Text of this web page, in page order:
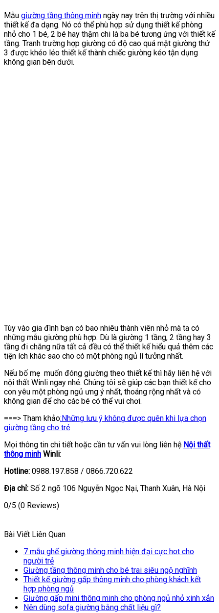
Mẫu giường tầng thông minh ngày nay trên thị trường với nhiều
thiết kế đa dạng. Nó có thể phù hợp sử dụng thiết kế phòng
nhỏ cho 1 bé, 2 bé hay thậm chi là ba bé tương ứng với thiết kế
tầng. Tranh trường hợp giường có độ cao quá mặt giường thứ
3 được khéo léo thiết kế thành chiếc giường kéo tận dụng
không gian bên dưới.
Tùy vào gia đình bạn có bao nhiêu thành viên nhỏ mà ta có
những mẫu giường phù hợp. Dù là giường 1 tầng, 2 tầng hay 3
tầng đi chăng nữa tất cả đều có thể thiết kế hiểu quả thêm các
tiện ích khác sao cho có một phòng ngủ lí tưởng nhất.
Nếu bố mẹ muốn đóng giường theo thiết kế thì hãy liên hệ với
nội thất Winli ngay nhé. Chúng tôi sẽ giúp các bạn thiết kế cho
con yêu một phòng ngủ ưng ý nhất, thoáng rộng nhất và có
không gian để cho các bé có thể vui chơi.
===> Tham khảo:Những lưu ý không được quên khi lựa chọn
giường tầng cho trẻ
Mọi thông tin chi tiết hoặc cần tư vấn vui lòng liên hệ Nội thất
thông minh Winli:
Hotline: 0988.197.858 / 0866.720.622
Địa chỉ: Số 2 ngõ 106 Nguyễn Ngọc Nại, Thanh Xuân, Hà Nội
0/5 (0 Reviews)
Bài Viết Liên Quan
7 mẫu ghế giường thông minh hiện đại cực hot cho
người trẻ
Giường tầng thông minh cho bé trai siêu ngộ nghĩnh
Thiết kế giường gấp thông minh cho phòng khách kết
hợp phòng ngủ
Giường gấp mini thông minh cho phòng ngủ nhỏ xinh xắn
Nên dùng sofa giường bằng chất liệu gì?